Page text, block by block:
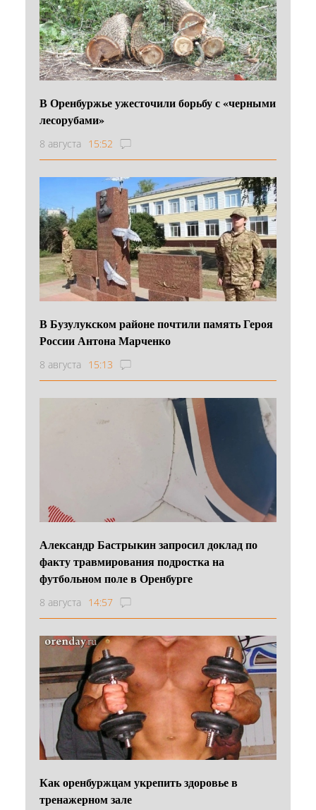
В Оренбуржье ужесточили борьбу с «черными
лесорубами»
8 августа 15:52
В Бузулукском районе почтили память Героя
России Антона Марченко
8 августа 15:13
Александр Бастрыкин запросил доклад по
факту травмирования подростка на
футбольном поле в Оренбурге
8 августа 14:57
Как оренбуржцам укрепить здоровье в
тренажерном зале